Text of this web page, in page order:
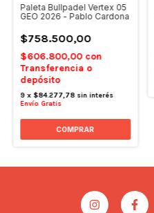
Paleta Bullpadel Vertex 05
GEO 2026 - Pablo Cardona
$758.500,00
$606.800,00 con
Transferencia o
depósito
9 x $84.277,78 sin interés
Envío Gratis